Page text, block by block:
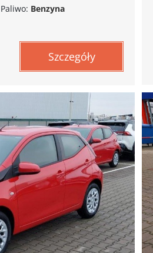
Paliwo: Benzyna
Szczegóły